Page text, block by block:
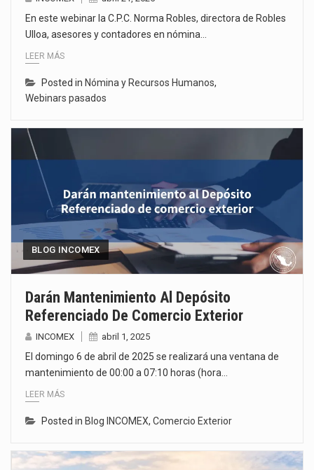
En este webinar la C.P.C. Norma Robles, directora de Robles
Ulloa, asesores y contadores en nómina…
LEER MÁS
Posted in Nómina y Recursos Humanos,
Webinars pasados
BLOG INCOMEX
Darán Mantenimiento Al Depósito
Referenciado De Comercio Exterior
INCOMEX abril 1, 2025
El domingo 6 de abril de 2025 se realizará una ventana de
mantenimiento de 00:00 a 07:10 horas (hora…
LEER MÁS
Posted in Blog INCOMEX, Comercio Exterior